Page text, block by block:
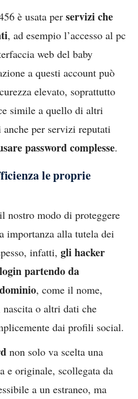
è usata per servizi che
, ad esempio l’accesso al pc
web del baby
a questi account può
elevato, soprattutto
simile a quello di altri
per servizi reputati
password complesse.
le proprie
nostro modo di proteggere
importanza alla tutela dei
infatti, gli hacker
partendo da
, come il nome,
o altri dati che
dai profili social.
non solo va scelta una
e originale, scollegata da
a un estraneo, ma